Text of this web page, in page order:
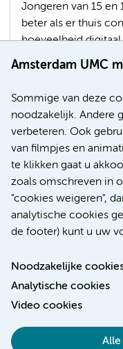
Amsterdam UMC
Sommige van deze
noodzakelijk. Andere
verbeteren. Ook
van filmpjes en
te klikken gaat u
zoals omschreven in
"cookies weigeren",
analytische cookies
de footer) kunt u uw
Noodzakelijke
Analytische cookies
Video cookies
Alle
Jongeren van 15 en
beter als er thuis
hoeveelheid
Nederlandse
tussen het stellen
bij jongeren.
Preventie Sociale
Toegankelijkheidsverklaring
Algemene privacyverklaring